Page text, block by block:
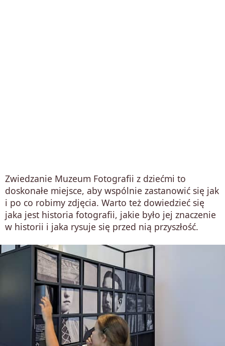
Zwiedzanie Muzeum Fotografii z dziećmi to
doskonałe miejsce, aby wspólnie zastanowić się jak
i po co robimy zdjęcia. Warto też dowiedzieć się
jaka jest historia fotografii, jakie było jej znaczenie
w historii i jaka rysuje się przed nią przyszłość.